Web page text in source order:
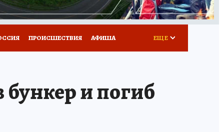
ПРОИСШЕСТВИЯ АФИША ЕЩЕ
и погиб